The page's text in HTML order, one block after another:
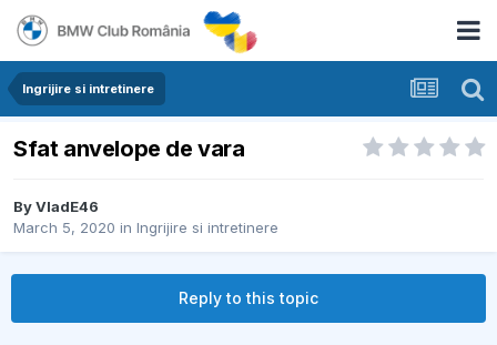
Ingrijire si intretinere
Sfat anvelope de vara
ByVladE46
March 5, 2020 in Ingrijire si intretinere
Reply to this topic